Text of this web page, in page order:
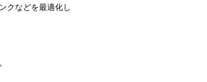
クなどを最適化し